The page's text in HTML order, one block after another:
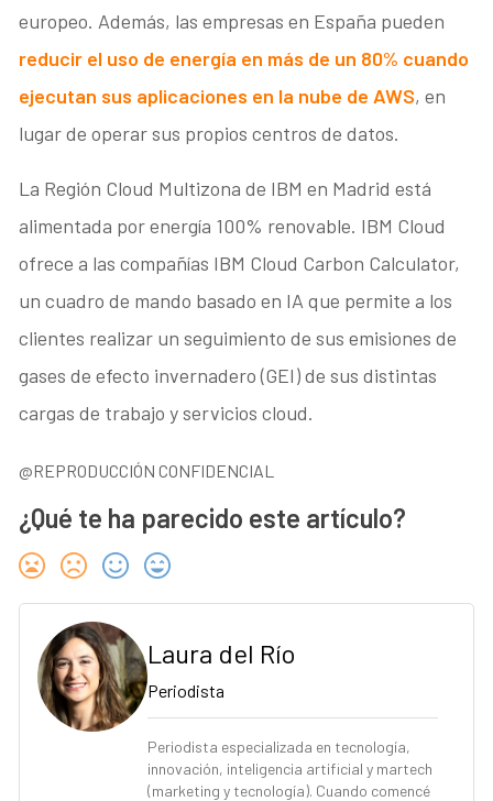
europeo. Además, las empresas en España pueden
reducir el uso de energía en más de un 80% cuando
ejecutan sus aplicaciones en la nube de AWS, en
lugar de operar sus propios centros de datos.
La Región Cloud Multizona de IBM en Madrid está
alimentada por energía 100% renovable. IBM Cloud
ofrece a las compañías IBM Cloud Carbon Calculator,
un cuadro de mando basado en IA que permite a los
clientes realizar un seguimiento de sus emisiones de
gases de efecto invernadero (GEI) de sus distintas
cargas de trabajo y servicios cloud.
@REPRODUCCIÓN CONFIDENCIAL
¿Qué te ha parecido este artículo?
Laura del Río
Periodista
Periodista especializada en tecnología,
innovación, inteligencia artificial y martech
(marketing y tecnología). Cuando comencé